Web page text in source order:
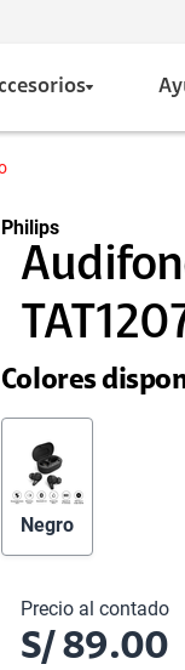
Philips
Colores
Negro
Precio al contado
S/ 89.00